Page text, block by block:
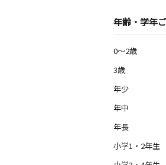
年齢・学年
0～2歳
3歳
年少
年中
年長
小学1・2年生